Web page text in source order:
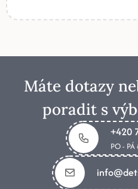
Máte dotazy
poradit s
+420
PO -